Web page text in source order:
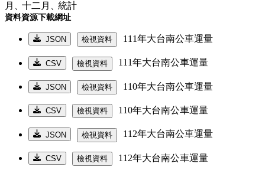
月、十二月、統計
資料資源下載網址
JSON 檢視資料 111年大台南公車運量
CSV 檢視資料 111年大台南公車運量
JSON 檢視資料 110年大台南公車運量
CSV 檢視資料 110年大台南公車運量
JSON 檢視資料 112年大台南公車運量
CSV 檢視資料 112年大台南公車運量